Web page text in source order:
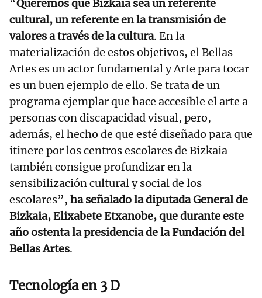
“Queremos que Bizkaia sea un referente
cultural, un referente en la transmisión de
valores a través de la cultura. En la
materialización de estos objetivos, el Bellas
Artes es un actor fundamental y Arte para tocar
es un buen ejemplo de ello. Se trata de un
programa ejemplar que hace accesible el arte a
personas con discapacidad visual, pero,
además, el hecho de que esté diseñado para que
itinere por los centros escolares de Bizkaia
también consigue profundizar en la
sensibilización cultural y social de los
escolares”, ha señalado la diputada General de
Bizkaia, Elixabete Etxanobe, que durante este
año ostenta la presidencia de la Fundación del
Bellas Artes.
Tecnología en 3 D